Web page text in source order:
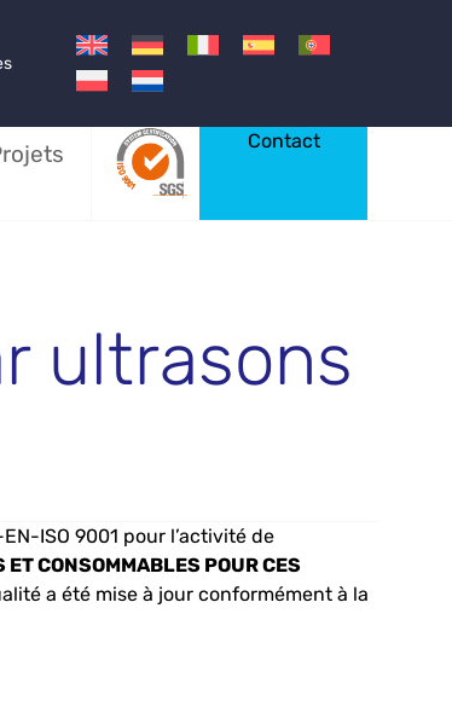
Contact
ultrasons
ISO 9001 pour l’activité de
CONSOMMABLES POUR CES
a été mise à jour conformément à la